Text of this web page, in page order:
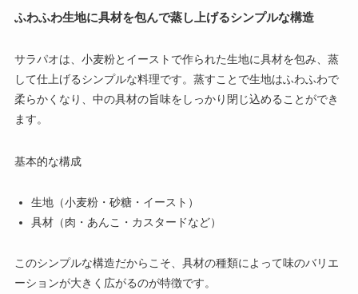
ふわふわ生地に具材を包んで蒸し上げるシンプルな構造
サラパオは、小麦粉とイーストで作られた生地に具材を包み、蒸
して仕上げるシンプルな料理です。蒸すことで生地はふわふわで
柔らかくなり、中の具材の旨味をしっかり閉じ込めることができ
ます。
基本的な構成
生地（小麦粉・砂糖・イースト）
具材（肉・あんこ・カスタードなど）
このシンプルな構造だからこそ、具材の種類によって味のバリエ
ーションが大きく広がるのが特徴です。